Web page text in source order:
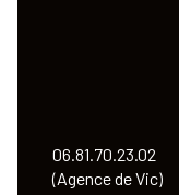
06.81.70.23.02
(Agence de Vic)